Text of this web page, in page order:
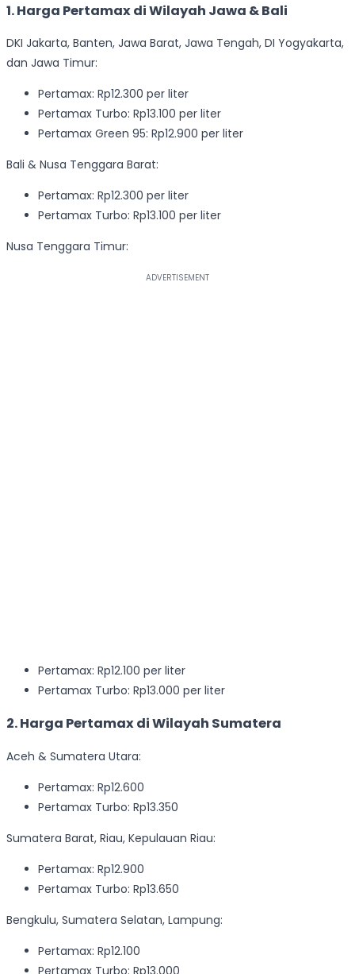
1. Harga Pertamax di Wilayah Jawa & Bali
DKI Jakarta, Banten, Jawa Barat, Jawa Tengah, DI Yogyakarta,
dan Jawa Timur:
Pertamax: Rp12.300 per liter
Pertamax Turbo: Rp13.100 per liter
Pertamax Green 95: Rp12.900 per liter
Bali & Nusa Tenggara Barat:
Pertamax: Rp12.300 per liter
Pertamax Turbo: Rp13.100 per liter
Nusa Tenggara Timur:
Pertamax: Rp12.100 per liter
Pertamax Turbo: Rp13.000 per liter
2. Harga Pertamax di Wilayah Sumatera
Aceh & Sumatera Utara:
Pertamax: Rp12.600
Pertamax Turbo: Rp13.350
Sumatera Barat, Riau, Kepulauan Riau:
Pertamax: Rp12.900
Pertamax Turbo: Rp13.650
Bengkulu, Sumatera Selatan, Lampung:
Pertamax: Rp12.100
Pertamax Turbo: Rp13.000